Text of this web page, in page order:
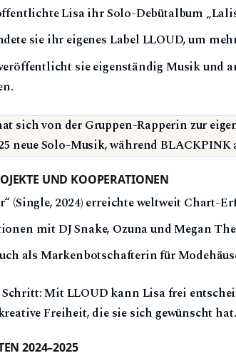
Lisa ihr Solo-Debütalbum
sie ihr eigenes Label LLOUD, um
sie eigenständig Musik und
sich von der Gruppen-Rapperin zur
neue Solo-Musik, während BLACKPINK
UND KOOPERATIONEN
(Single, 2024) erreichte weltweit Chart-
mit DJ Snake, Ozuna und Megan
als Markenbotschafterin für
Mit LLOUD kann Lisa frei
Freiheit, die sie sich gewünscht hat.
2024–2025